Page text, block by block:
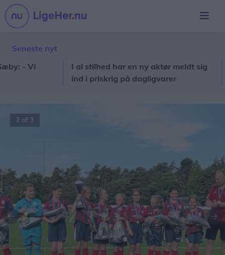
Seneste nyt
- Vi
I al stilhed har en ny aktør meldt sig
ind i priskrig på dagligvarer
2 af 3
Forrige